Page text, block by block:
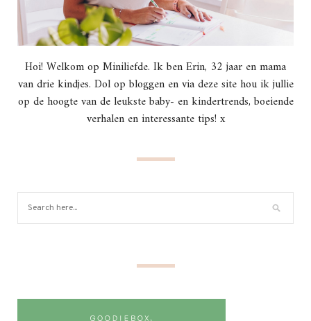
Hoi! Welkom op Miniliefde. Ik ben Erin, 32 jaar en mama
van drie kindjes. Dol op bloggen en via deze site hou ik jullie
op de hoogte van de leukste baby- en kindertrends, boeiende
verhalen en interessante tips! x